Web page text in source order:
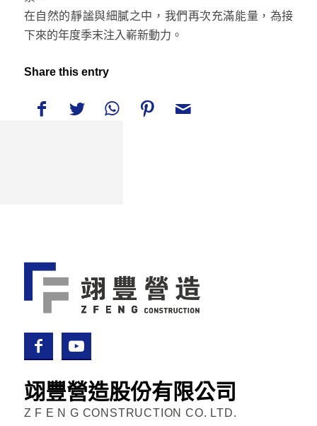
在自然的靜謐與細膩之中，我們再次充滿能量，為接
下來的年度季末注入嶄新動力。
Share this entry
翊豐營造股份有限公司
Z F E N G CONSTRUCTION CO. LTD.